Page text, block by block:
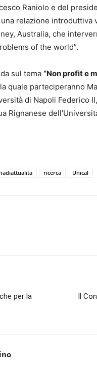
Raniolo e del
relazione
Australia, che
of the world”.
sul tema “Non profit e
quale parteciperanno
di Napoli Federico
Rignanese
ricerca Unical
per la
Il